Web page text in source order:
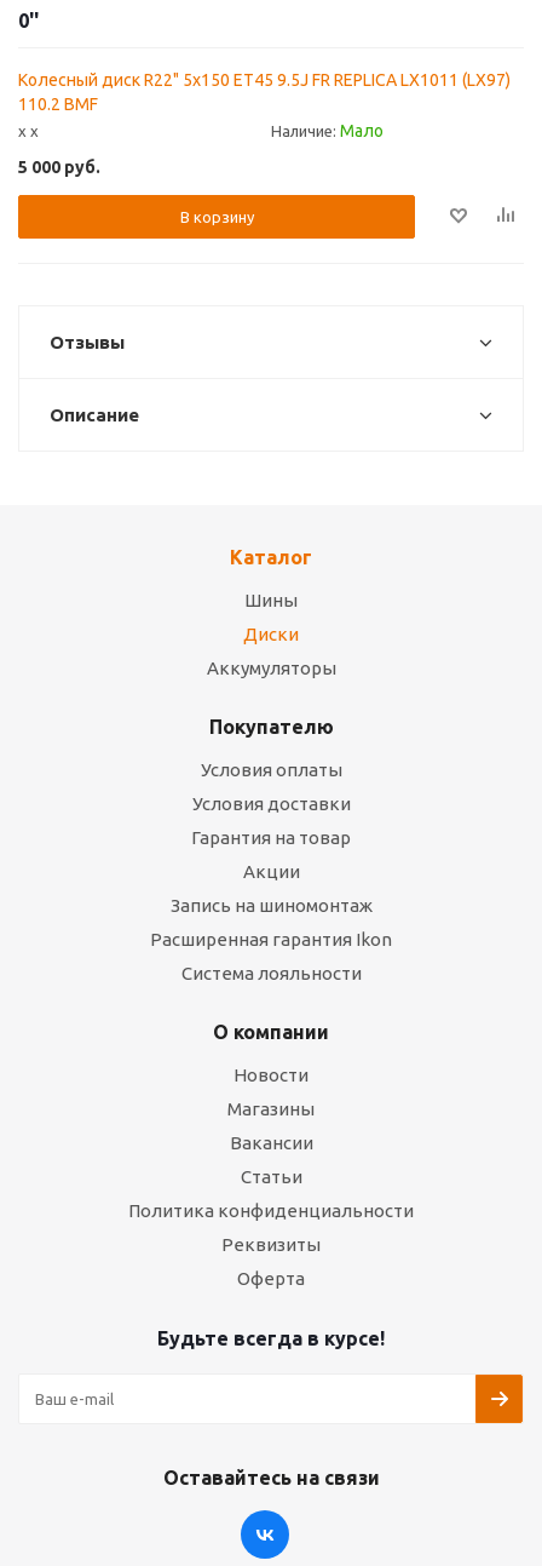
0''
Колесный диск R22" 5x150 ET45 9.5J FR REPLICA LX1011 (LX97)
110.2 BMF
x x Наличие: Мало
5 000 руб.
В корзину
Отзывы
Описание
Каталог
Шины
Диски
Аккумуляторы
Покупателю
Условия оплаты
Условия доставки
Гарантия на товар
Акции
Запись на шиномонтаж
Расширенная гарантия Ikon
Система лояльности
О компании
Новости
Магазины
Вакансии
Статьи
Политика конфиденциальности
Реквизиты
Оферта
Будьте всегда в курсе!
Оставайтесь на связи